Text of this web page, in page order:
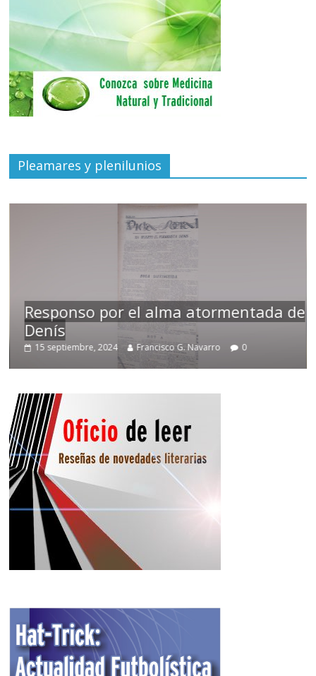
Pleamares y plenilunios
Responso por el alma atormentada de
Denís
15 septiembre, 2024 Francisco G. Navarro 0